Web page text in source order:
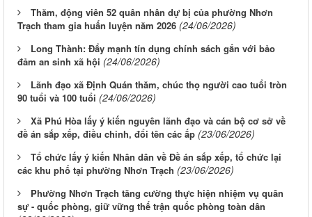
Thăm, động viên 52 quân nhân dự bị của phường Nhơn
Trạch tham gia huấn luyện năm 2026 (24/06/2026)
Long Thành: Đẩy mạnh tín dụng chính sách gắn với bảo
đảm an sinh xã hội (24/06/2026)
Lãnh đạo xã Định Quán thăm, chúc thọ người cao tuổi tròn
90 tuổi và 100 tuổi (24/06/2026)
Xã Phú Hòa lấy ý kiến nguyên lãnh đạo và cán bộ cơ sở về
đề án sắp xếp, điều chỉnh, đổi tên các ấp (23/06/2026)
Tổ chức lấy ý kiến Nhân dân về Đề án sắp xếp, tổ chức lại
các khu phố tại phường Nhơn Trạch (23/06/2026)
Phường Nhơn Trạch tăng cường thực hiện nhiệm vụ quân
sự - quốc phòng, giữ vững thế trận quốc phòng toàn dân